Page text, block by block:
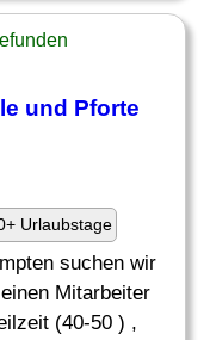
und Pforte
Urlaubstage
suchen wir
Mitarbeiter
(40-50 ) ,